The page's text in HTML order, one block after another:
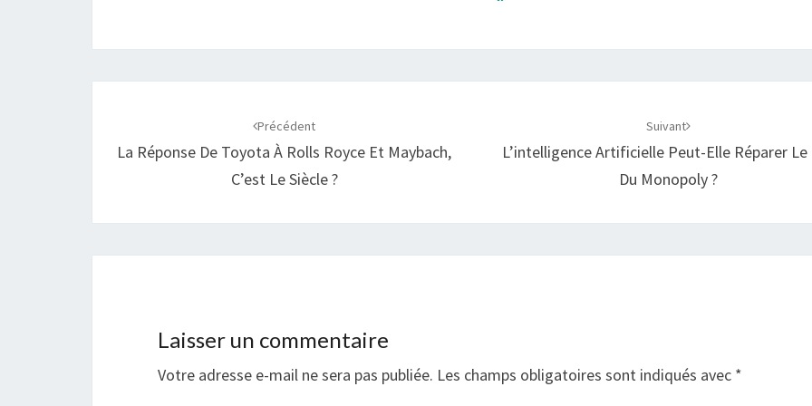
Précédent
La Réponse De Toyota À Rolls Royce Et Maybach,
C’est Le Siècle ?
Suivant
L’intelligence Artificielle Peut-Elle Réparer Le
Du Monopoly ?
Laisser un commentaire
Votre adresse e-mail ne sera pas publiée. Les champs obligatoires sont indiqués avec *